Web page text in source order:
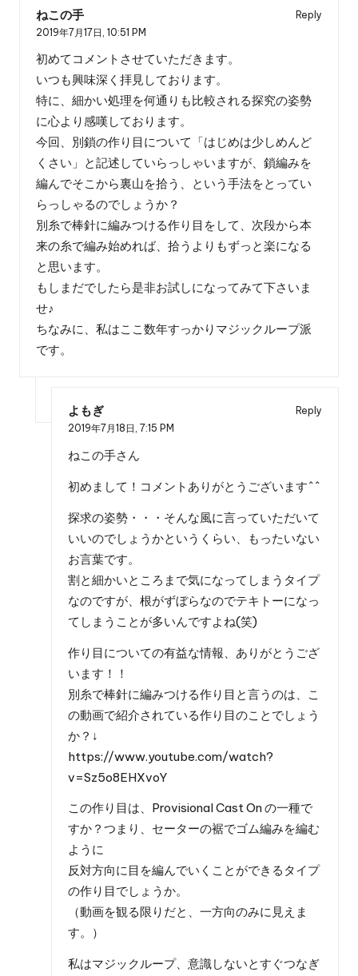
ねこの手
Reply
2019年7月17日, 10:51 PM
初めてコメントさせていただきます。
いつも興味深く拝見しております。
特に、細かい処理を何通りも比較される探究の姿勢
に心より感嘆しております。
今回、別鎖の作り目について「はじめは少しめんど
くさい」と記述していらっしゃいますが、鎖編みを
編んでそこから裏山を拾う、という手法をとってい
らっしゃるのでしょうか？
別糸で棒針に編みつける作り目をして、次段から本
来の糸で編み始めれば、拾うよりもずっと楽になる
と思います。
もしまだでしたら是非お試しになってみて下さいま
せ♪
ちなみに、私はここ数年すっかりマジックループ派
です。
よもぎ
Reply
2019年7月18日, 7:15 PM
ねこの手さん
初めまして！コメントありがとうございます^^
探求の姿勢・・・そんな風に言っていただいて
いいのでしょうかというくらい、もったいない
お言葉です。
割と細かいところまで気になってしまうタイプ
なのですが、根がずぼらなのでテキトーになっ
てしまうことが多いんですよね(笑)
作り目についての有益な情報、ありがとうござ
います！！
別糸で棒針に編みつける作り目と言うのは、こ
の動画で紹介されている作り目のことでしょう
か？↓
https://www.youtube.com/watch?
v=Sz5o8EHXvoY
この作り目は、Provisional Cast On の一種で
すか？つまり、セーターの裾でゴム編みを編む
ように
反対方向に目を編んでいくことができるタイプ
の作り目でしょうか。
（動画を観る限りだと、一方向のみに見えま
す。）
私はマジックループ、意識しないとすぐつなぎ